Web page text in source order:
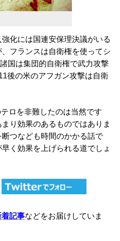
化には国連安保理決議がいる
フランスは自衛権を使ってシ
国は集団的自衛権で武力攻撃
後の米のアフガン攻撃は自衛
ロを非難したのは当然です
り効果のあるものではありま
つなども時間のかかる話で
く効果を上げられる道でしょ
着記事などをお届けしていま